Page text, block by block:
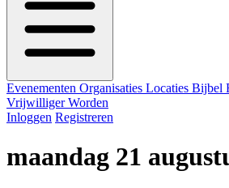
Evenementen Organisaties Locaties Bijbel
Vrijwilliger Worden
Inloggen Registreren
maandag 21